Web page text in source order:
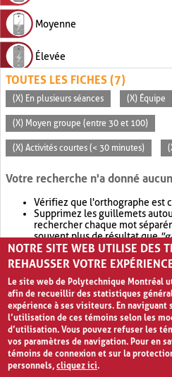
Moyenne
Élevée
TOUTES LES FICHES (7)
(X) En plusieurs séances (X) Équipe
(X) Moyen groupe (entre 30 et 100)
(X) Activités courtes (< 30 minutes)
Votre recherche n'a donné
Vérifiez que l'orthographe est
Supprimez les guillemets
rechercher chaque mot
souvent plus de résultat que
Envisagez d'élargir votre
retournera souvent plus de
NOTRE SITE WEB UTILISE DES
REHAUSSER VOTRE
Le site web de Polytechnique Montréal
afin de recueillir des statistiques
expérience à ses visiteurs. En naviguant
l’utilisation de ces témoins selon les
d’utilisation. Vous pouvez refuser les
vos paramètres de navigation. Pour en
témoins de connexion et sur la
personnels,cliquez ici.